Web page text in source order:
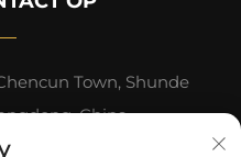
Town, Shunde
China.